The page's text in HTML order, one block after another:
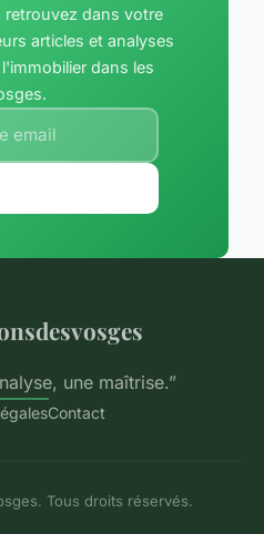
retrouvez dans votre
articles et analyses
dans les
une maîtrise.”
Contact
Tous droits réservés.